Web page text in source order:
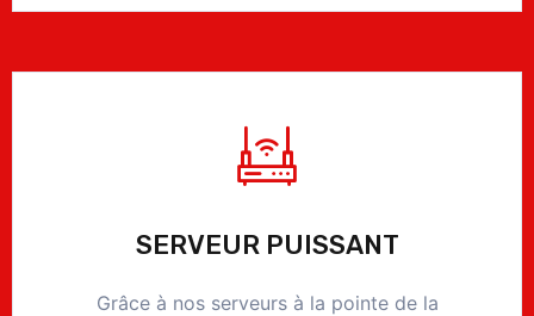
SERVEUR PUISSANT
Grâce à nos serveurs à la pointe de la